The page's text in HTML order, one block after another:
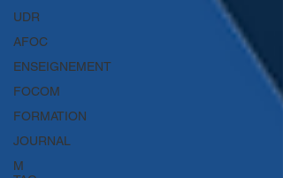
UDR
AFOC
ENSEIGNEMENT
FOCOM
FORMATION
JOURNAL
M